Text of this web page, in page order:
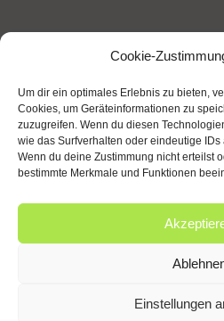
Cookie-
Um dir ein optimales Erlebnis zu bieten,
Cookies, um Geräteinformationen zu
zuzugreifen. Wenn du diesen
wie das Surfverhalten oder eindeutige
Wenn du deine Zustimmung nicht erteilst
bestimmte Merkmale und Funktionen
Einstellungen
Impressum
Copyright © 2026 | aha!